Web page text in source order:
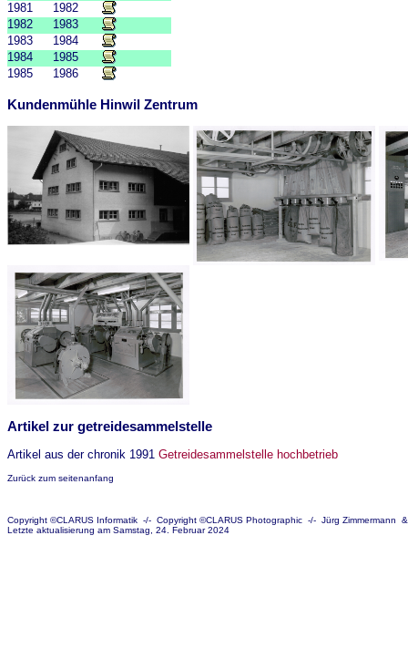
1981
1982
1982
1983
1983
1984
1984
1985
1985
1986
Kundenmühle Hinwil Zentrum
Artikel zur getreidesammelstelle
Artikel aus der chronik 1991 Getreidesammelstelle hochbetrieb
Zurück zum seitenanfang
Copyright ©CLARUS Informatik -/- Copyright ©CLARUS Photographic -/- Jürg Zimmermann
Letzte aktualisierung am Samstag, 24. Februar 2024